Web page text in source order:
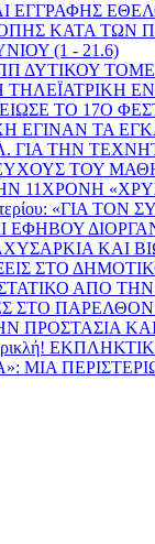
ΕΓΓΡΑΦΗΣ
ΚΑΤΑ ΤΩΝ
(1 - 21.6)
ΔΥΤΙΚΟΥ
ΤΟ 17Ο
ΤΑ
ΓΙΑ ΤΗΝ
ΤΟΥ
11ΧΡΟΝΗ
ΕΦΗΒΟΥ
ΚΑΙ
ΣΤΟ
ΑΠΟ
ΠΑΡΕΛΘΟΝ Μια
ΠΡΟΣΤΑΣΙΑ
Περικλή!
ΜΙΑ